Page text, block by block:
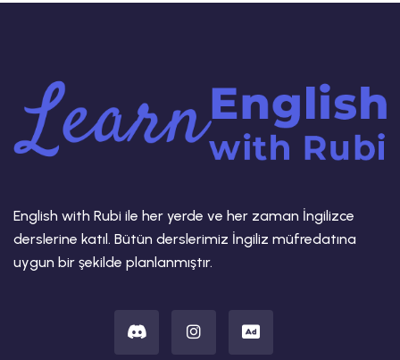
English with Rubi ile her yerde ve her zaman İngilizce
derslerine katıl. Bütün derslerimiz İngiliz müfredatına
uygun bir şekilde planlanmıştır.